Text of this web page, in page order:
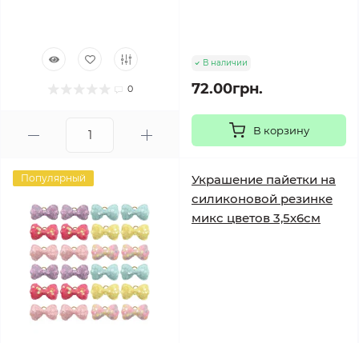
0
В наличии
72.00грн.
В корзину
Популярный
Украшение пайетки на
силиконовой резинке
микс цветов 3,5х6см